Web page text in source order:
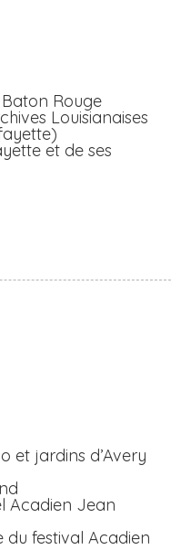
Rouge
Louisianaises
et de ses
et jardins d’Avery
Acadien Jean
du festival Acadien